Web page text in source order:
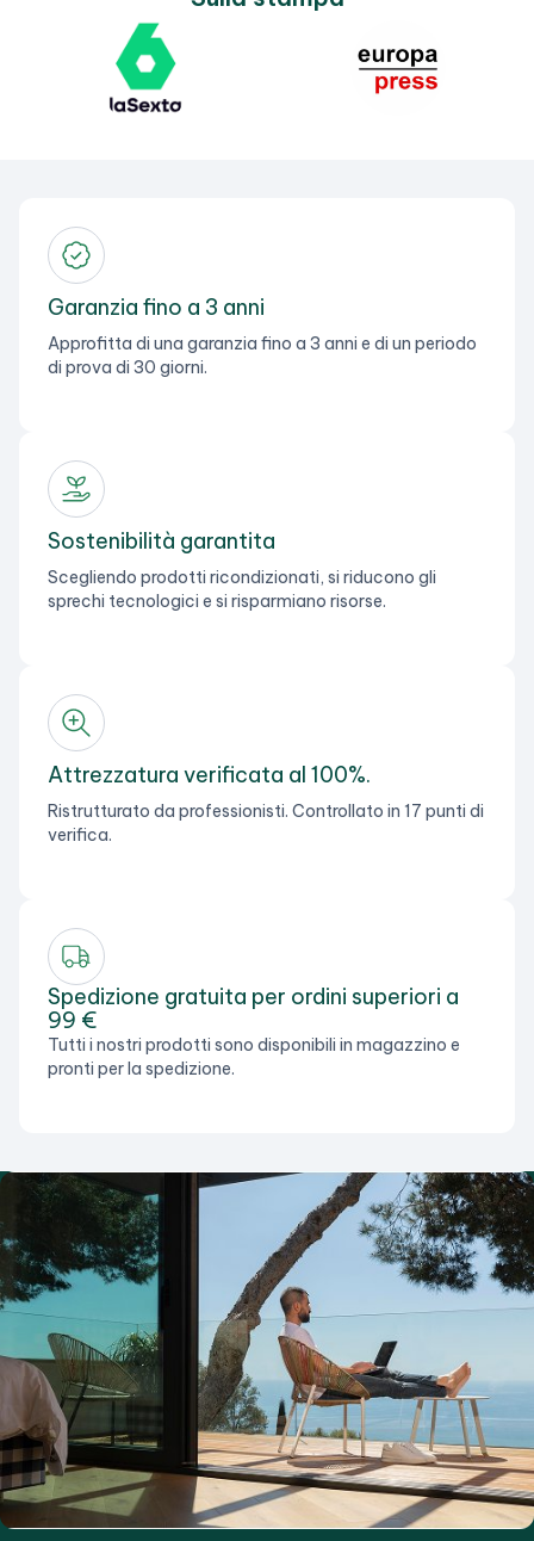
Garanzia fino a 3 anni
Approfitta di una garanzia fino a 3 anni e di un periodo
di prova di 30 giorni.
Sostenibilità garantita
Scegliendo prodotti ricondizionati, si riducono gli
sprechi tecnologici e si risparmiano risorse.
Attrezzatura verificata al 100%.
Ristrutturato da professionisti. Controllato in 17 punti di
verifica.
Spedizione gratuita per ordini superiori a
99 €
Tutti i nostri prodotti sono disponibili in magazzino e
pronti per la spedizione.